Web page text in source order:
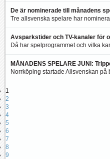
De är nominerade till månadens
Tre allsvenska spelare har
Avsparkstider och TV-kanaler för
Då har spelprogrammet och vilka
MÅNADENS SPELARE JUNI:
Norrköping startade Allsvenskan på
1
2
3
4
5
6
7
8
9